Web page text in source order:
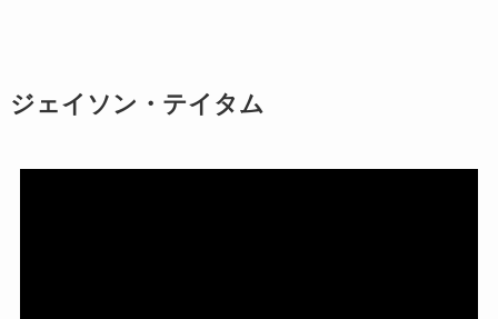
ジェイソン・テイタム